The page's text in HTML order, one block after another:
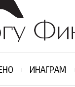
ИНАГРАМ